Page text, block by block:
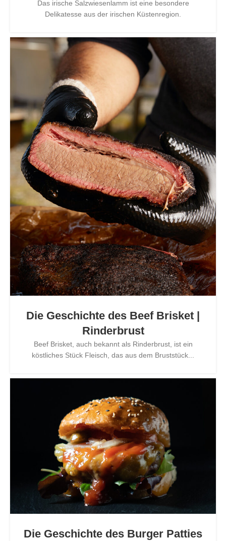
Das irische Salzwiesenlamm ist eine besondere
Delikatesse aus der irischen Küstenregion.
Die Geschichte des Beef Brisket |
Rinderbrust
Beef Brisket, auch bekannt als Rinderbrust, ist ein
köstliches Stück Fleisch, das aus dem Bruststück...
Die Geschichte des Burger Patties